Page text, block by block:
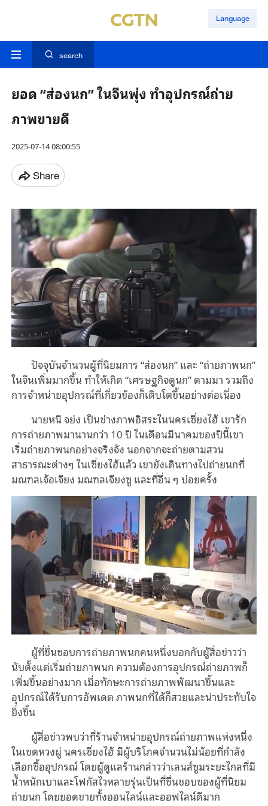
Language
search
ยอด “ส่องนก” ในจีนพุ่ง ทำอุปกรณ์ถ่าย
ภาพขายดี
2025-07-14 08:00:55
Share
ปัจจุบันจำนวนผู้ที่นิยมการ “ส่องนก” และ “ถ่ายภาพนก”
ในจีนเพิ่มมากขึ้น ทำให้เกิด “เศรษฐกิจดูนก” ตามมา รวมถึง
การจำหน่ายอุปกรณ์ที่เกี่ยวข้องก็เติบโตขึ้นอย่างต่อเนื่อง
นายหนี จย่ง เป็นช่างภาพอิสระในนครเซี่ยงไฮ้ เขารัก
การถ่ายภาพมานานกว่า 10 ปี ในเดือนมีนาคมของปีนี้เขา
เริ่มถ่ายภาพนกอย่างจริงจัง นอกจากจะถ่ายตามสวน
สาธารณะต่างๆ ในเซี่ยงไฮ้แล้ว เขายังเดินทางไปถ่ายนกที่
มณฑลเจ้อเจียง มณฑลเจียงซู และที่อื่น ๆ บ่อยครั้ง
ผู้ที่ชื่นชอบการถ่ายภาพนกคนหนึ่งบอกกับผู้สื่อข่าวว่า
นับตั้งแต่เริ่มถ่ายภาพนก ความต้องการอุปกรณ์ถ่ายภาพก็
เพิ่มขึ้นอย่างมาก เมื่อทักษะการถ่ายภาพพัฒนาขึ้นและ
อุปกรณ์ได้รับการอัพเดต ภาพนกที่ได้ก็สวยและน่าประทับใจ
ยิ่งขึ้น
ผู้สื่อข่าวพบว่าที่ร้านจำหน่ายอุปกรณ์ถ่ายภาพแห่งหนึ่ง
ในเขตหวงผู่ นครเซี่ยงไฮ้ มีผู้บริโภคจำนวนไม่น้อยที่กำลัง
เลือกซื้ออุปกรณ์ โดยผู้ดูแลร้านกล่าวว่าเลนส์ซูมระยะไกลที่มี
น้ำหนักเบาและโฟกัสไวหลายรุ่นเป็นที่ชื่นชอบของผู้ที่นิยม
ถ่ายนก โดยยอดขายทั้งออนไลน์และออฟไลน์ดีมาก